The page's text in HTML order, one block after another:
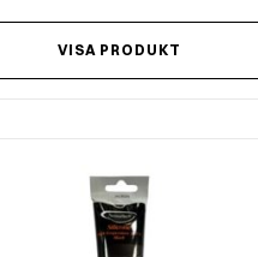
VISA PRODUKT